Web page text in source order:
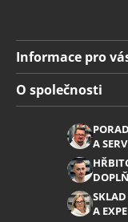
Informace pro
Doprava a platba
Obchodní podmínky
Reklamace
Zpracování osobních
O společnosti
A
SKLAD
A